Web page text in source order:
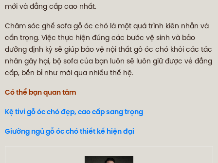
mới và đẳng cấp cao nhất.
Chăm sóc ghế sofa gỗ óc chó là một quá trình kiên nhẫn và
cẩn trọng. Việc thực hiện đúng các bước vệ sinh và bảo
dưỡng định kỳ sẽ giúp bảo vệ nội thất gỗ óc chó khỏi các tác
nhân gây hại, bộ sofa của bạn luôn sẽ luôn giữ được vẻ đẳng
cấp, bền bỉ như mới qua nhiều thế hệ.
Có thể bạn quan tâm
Kệ tivi gỗ óc chó đẹp, cao cấp sang trọng
Giường ngủ gỗ óc chó thiết kế hiện đại